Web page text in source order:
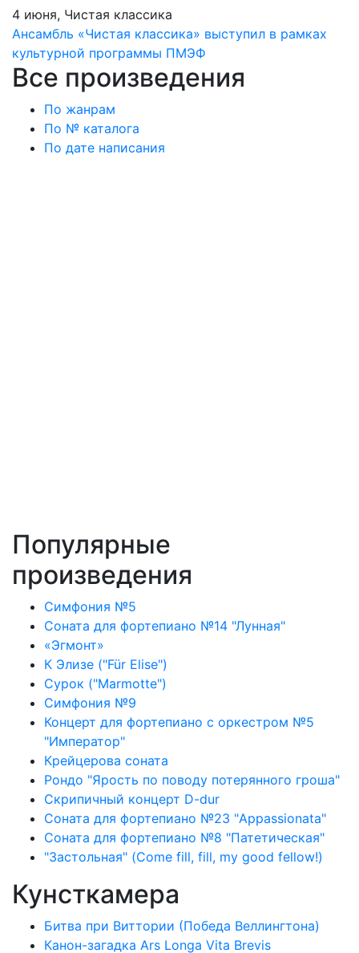
4 июня, Чистая классика
Ансамбль «Чистая классика» выступил в рамках
культурной программы ПМЭФ
Все произведения
По жанрам
По № каталога
По дате написания
Популярные
произведения
Симфония №5
Соната для фортепиано №14 "Лунная"
«Эгмонт»
К Элизе ("Für Elise")
Сурок ("Marmotte")
Симфония №9
Концерт для фортепиано с оркестром №5
"Император"
Крейцерова соната
Рондо "Ярость по поводу потерянного гроша"
Скрипичный концерт D-dur
Соната для фортепиано №23 "Appassionata"
Соната для фортепиано №8 "Патетическая"
"Застольная" (Come fill, fill, my good fellow!)
Кунсткамера
Битва при Виттории (Победа Веллингтона)
Канон-загадка Ars Longa Vita Brevis